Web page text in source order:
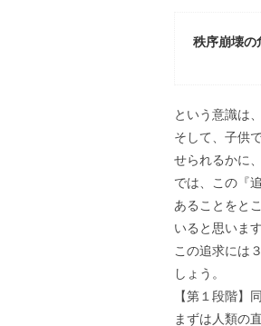
秩序崩壊
という意識は
そして、子供
せられるかに
では、この『
あることをと
いると思います
この追求には
しょう。
【第１段階】
まずは人類の